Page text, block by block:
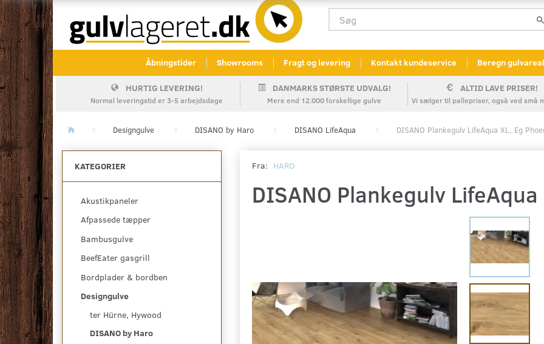
Åbningstider Showrooms Fragt og levering Kontakt kundeservice Beregn gulvareal
HURTIG LEVERING!
Normal leveringstid er 3-5 arbejdsdage
DANMARKS STØRSTE UDVALG!
Mere end 12.000 forskellige gulve
ALTID LAVE PRISER!
Vi sælger til pallepriser, også ved små
Designgulve DISANO by Haro DISANO LifeAqua DISANO Plankegulv LifeAqua XL, Eg
KATEGORIER
Akustikpaneler
Afpassede tæpper
Bambusgulve
BeefEater gasgrill
Bordplader & bordben
Designgulve
ter Hürne, Hywood
DISANO by Haro
Fra: HARO
DISANO Plankegulv